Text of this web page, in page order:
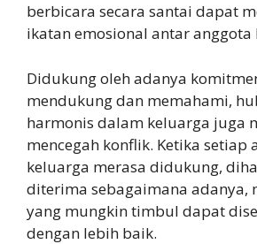
berbicara secara santai dapat
ikatan emosional antar anggota
Didukung oleh adanya
mendukung dan memahami,
harmonis dalam keluarga juga
mencegah konflik. Ketika setiap
keluarga merasa didukung,
diterima sebagaimana adanya,
yang mungkin timbul dapat
dengan lebih baik.